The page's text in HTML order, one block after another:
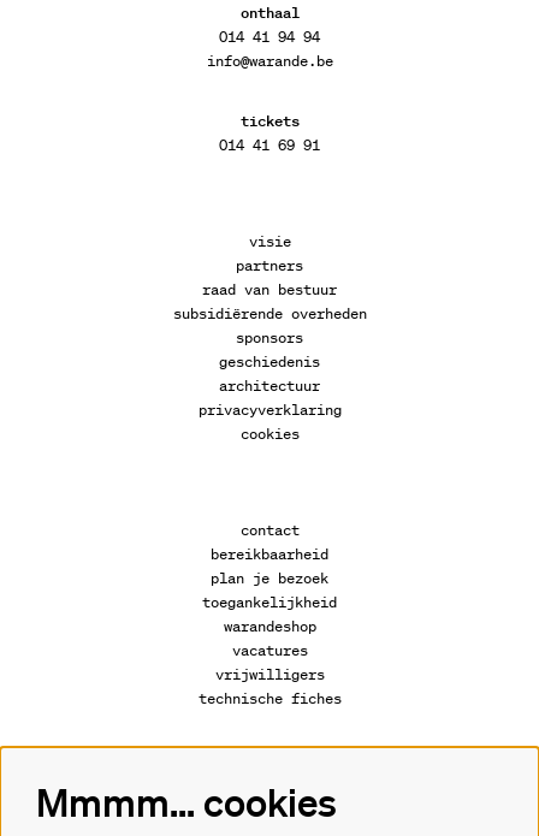
onthaal
014 41 94 94
info@warande.be
tickets
014 41 69 91
visie
partners
raad van bestuur
subsidiërende overheden
sponsors
geschiedenis
architectuur
privacyverklaring
cookies
contact
bereikbaarheid
plan je bezoek
toegankelijkheid
warandeshop
vacatures
vrijwilligers
technische fiches
Volg ons
Mmmm... cookies